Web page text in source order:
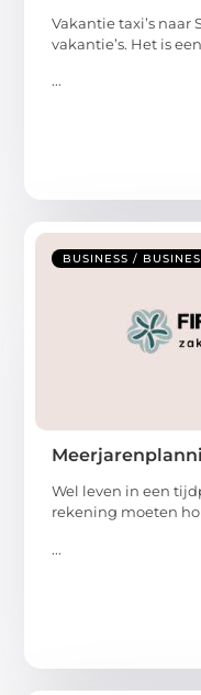
Vakantie taxi’s naar
vakantie’s. Het is
...
BUSINESS /
Wel leven in een
rekening moeten
...